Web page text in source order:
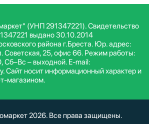
(УНП 291347221). Свидетельство
выдано 30.10.2014
района г.Бреста. Юр. адрес:
Советская, 25, офис 66. Режим работы:
Сб–Вс – выходной. E-mail:
Сайт носит информационный характер и
магазином.
2026. Все права защищены.